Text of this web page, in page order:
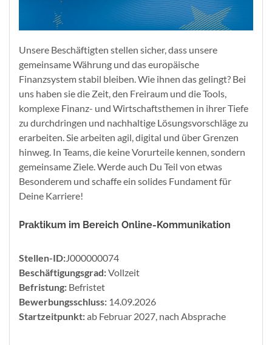
Unsere Beschäftigten stellen sicher, dass unsere
gemeinsame Währung und das europäische
Finanzsystem stabil bleiben. Wie ihnen das gelingt? Bei
uns haben sie die Zeit, den Freiraum und die Tools,
komplexe Finanz- und Wirtschaftsthemen in ihrer Tiefe
zu durchdringen und nachhaltige Lösungsvorschläge zu
erarbeiten. Sie arbeiten agil, digital und über Grenzen
hinweg. In Teams, die keine Vorurteile kennen, sondern
gemeinsame Ziele. Werde auch Du Teil von etwas
Besonderem und schaffe ein solides Fundament für
Deine Karriere!
Praktikum im Bereich Online-Kommunikation
Stellen-ID:J000000074
Beschäftigungsgrad:Vollzeit
Befristung: Befristet
Bewerbungsschluss: 14.09.2026
Startzeitpunkt:ab Februar 2027, nach Absprache